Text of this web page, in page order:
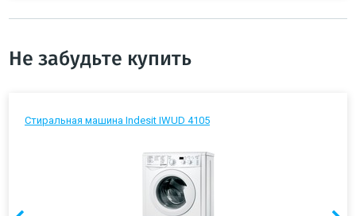
Не забудьте купить
Стиральная машина Indesit IWUD 4105